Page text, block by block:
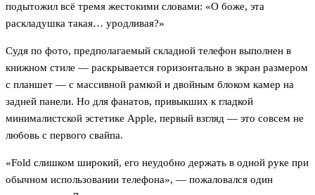
подытожил всё тремя жестокими словами: «О боже, эта
раскладушка такая… уродливая?»
Судя по фото, предполагаемый складной телефон выполнен в
книжном стиле — раскрывается горизонтально в экран размером
с планшет — с массивной рамкой и двойным блоком камер на
задней панели. Но для фанатов, привыкших к гладкой
минималистской эстетике Apple, первый взгляд — это совсем не
любовь с первого свайпа.
«Fold слишком широкий, его неудобно держать в одной руке при
обычном использовании телефона», — пожаловался один